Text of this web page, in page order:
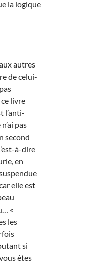
la logique
autres
de celui-
livre
l’anti-
pas
second
à-dire
en
elle est
«
les
si
êtes